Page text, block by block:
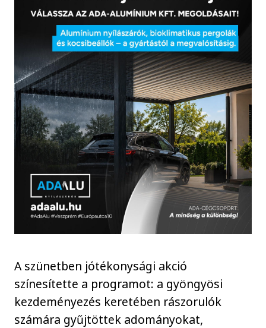
A szünetben jótékonysági akció
színesítette a programot: a gyöngyösi
kezdeményezés keretében rászorulók
számára gyűjtöttek adományokat,